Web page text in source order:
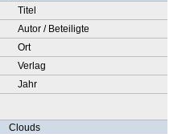
Titel
Autor / Beteiligte
Ort
Verlag
Jahr
Clouds